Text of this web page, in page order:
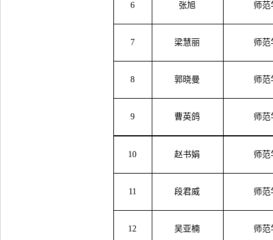
6 张旭 师范
7 梁慧丽 师范
8 郭晓曼 师范
9 曹英鸽 师范
10 赵书娟 师范
11 段君威 师范
12 吴亚楠 师范